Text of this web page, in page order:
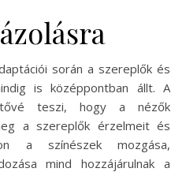
során a szereplők és
is középpontban állt. A
teszi, hogy a nézők
a szereplők érzelmeit és
a színészek mozgása,
mind hozzájárulnak a